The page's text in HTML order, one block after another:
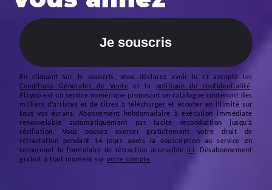
Je souscris
En cliquant sur Je souscris, vous déclarez avoir lu et accepté les
Conditions Générales de Vente et la politique de confidentialité.
Playup est un service numérique proposant un catalogue contenant des
milliers d’artistes et de titres à télécharger et écouter en illimité sur
tous vos écrans. Abonnement hebdomadaire à exécution immédiate
renouvelable automatiquement par tacite reconduction jusqu’à
résiliation. Vous pouvez exercer gratuitement votre droit de
rétractation pendant 14 jours après la souscription au service en
retournant le formulaire de rétraction accessible ici. Désabonnement
gratuit à tout moment survotre compte.